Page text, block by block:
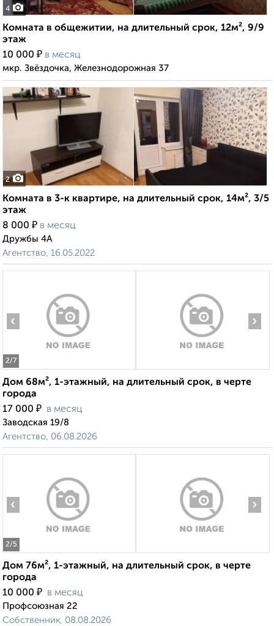
4
Комната в общежитии, на длительный срок, 12м², 9/9
этаж
10 000 ₽ в месяц
мкр. Звёздочка, Железнодорожная 37
2
Комната в 3-к квартире, на длительный срок, 14м², 3/5
этаж
8 000 ₽ в месяц
Дружбы 4А
Агентство, 16.05.2022
2/7
‹ ›
Дом 68м², 1-этажный, на длительный срок, в черте
города
17 000 ₽ в месяц
Заводская 19/8
Агентство, 06.08.2026
2/5
‹ ›
Дом 76м², 1-этажный, на длительный срок, в черте
города
10 000 ₽ в месяц
Профсоюзная 22
Собственник, 08.08.2026